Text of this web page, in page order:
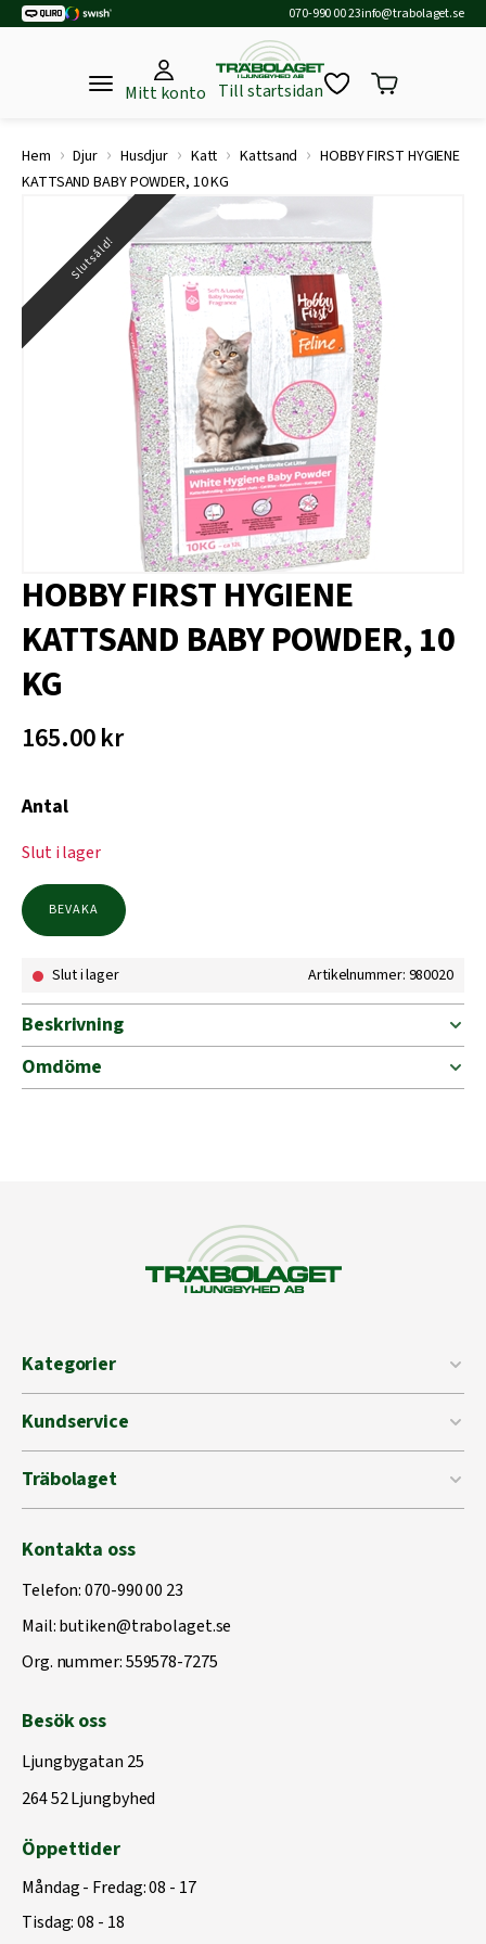
070-990 00 23info@trabolaget.se
Mitt konto Till startsidan
Hem › Djur › Husdjur › Katt › Kattsand › HOBBY FIRST HYGIENE
KATTSAND BABY POWDER, 10 KG
Slutsåld!
HOBBY FIRST HYGIENE
KATTSAND BABY POWDER, 10
KG
165.00kr
Antal
Slut i lager
BEVAKA
Slut i lager Artikelnummer: 980020
Beskrivning
Omdöme
Kategorier
Kundservice
Träbolaget
Kontakta oss
Telefon:070-990 00 23
Mail:butiken@trabolaget.se
Org. nummer: 559578-7275
Besök oss
Ljungbygatan 25
264 52 Ljungbyhed
Öppettider
Måndag - Fredag: 08 - 17
Tisdag: 08 - 18